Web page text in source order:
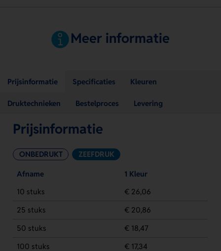
Meer informatie
Prijsinformatie Specificaties Kleuren
Druktechnieken Bestelproces Levering
Prijsinformatie
ONBEDRUKT ZEEFDRUK
Afname
1 Kleur
10 stuks
€ 26,06
25 stuks
€ 20,86
50 stuks
€ 18,47
100 stuks
€ 17,34